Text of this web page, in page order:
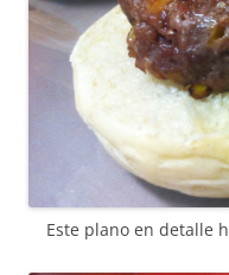
Este plano en detalle